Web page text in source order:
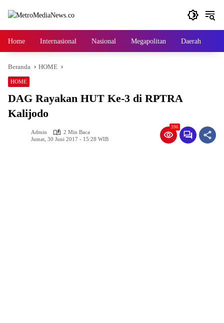
Home Internasional Nasional Megapolitan Daerah
Beranda HOME
HOME
DAG Rayakan HUT Ke-3 di RPTRA
Kalijodo
Admin
2 Min Baca
Jumat, 30 Juni 2017 - 15:28 WIB
396